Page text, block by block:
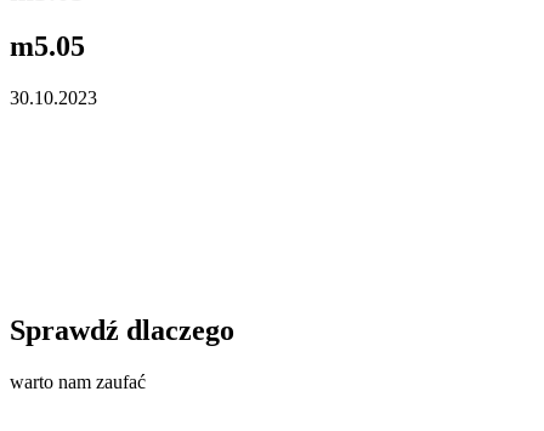
m5.05
30.10.2023
Sprawdź dlaczego
warto nam zaufać